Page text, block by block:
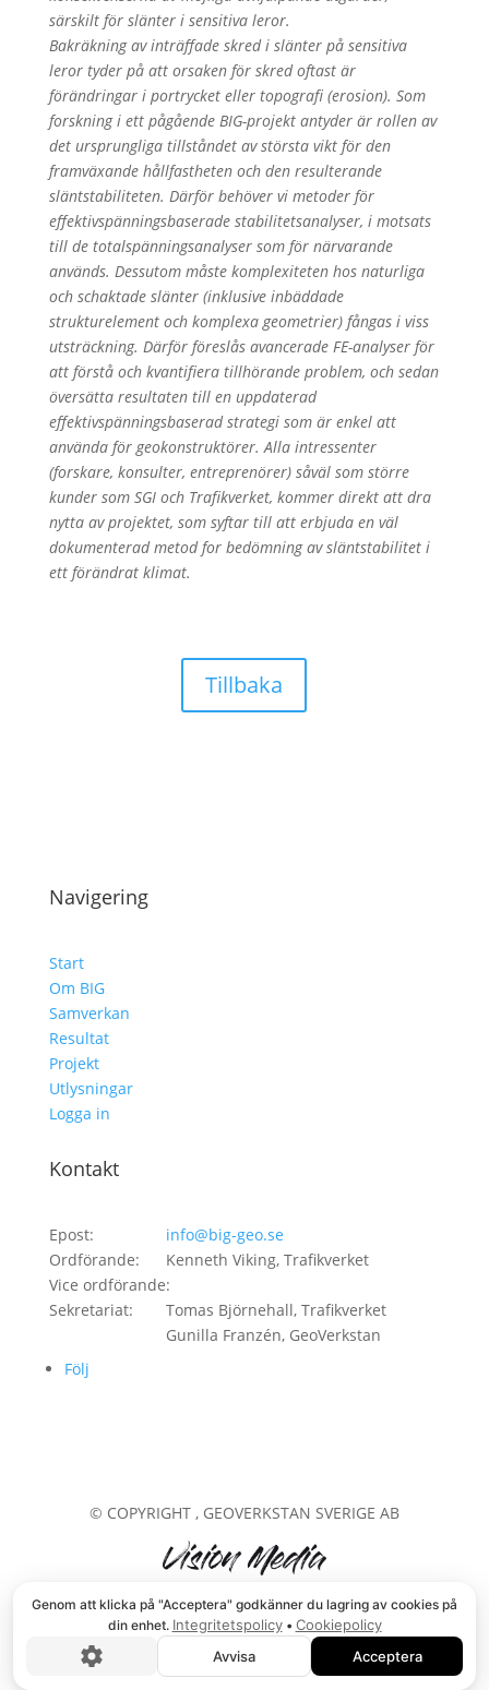
särskilt för slänter i sensitiva leror.
Bakräkning av inträffade skred i slänter på sensitiva
leror tyder på att orsaken för skred oftast är
förändringar i portrycket eller topografi (erosion). Som
forskning i ett pågående BIG-projekt antyder är rollen av
det ursprungliga tillståndet av största vikt för den
framväxande hållfastheten och den resulterande
släntstabiliteten. Därför behöver vi metoder för
effektivspänningsbaserade stabilitetsanalyser, i motsats
till de totalspänningsanalyser som för närvarande
används. Dessutom måste komplexiteten hos naturliga
och schaktade slänter (inklusive inbäddade
strukturelement och komplexa geometrier) fångas i viss
utsträckning. Därför föreslås avancerade FE-analyser för
att förstå och kvantifiera tillhörande problem, och sedan
översätta resultaten till en uppdaterad
effektivspänningsbaserad strategi som är enkel att
använda för geokonstruktörer. Alla intressenter
(forskare, konsulter, entreprenörer) såväl som större
kunder som SGI och Trafikverket, kommer direkt att dra
nytta av projektet, som syftar till att erbjuda en väl
dokumenterad metod for bedömning av släntstabilitet i
ett förändrat klimat.
Tillbaka
Navigering
Start
Om BIG
Samverkan
Resultat
Projekt
Utlysningar
Logga in
Kontakt
Epost:
info@big-geo.se
Ordförande:
Kenneth Viking, Trafikverket
Vice ordförande:
Tomas Björnehall, Trafikverket
Sekretariat:
Gunilla Franzén, GeoVerkstan
Följ
© COPYRIGHT , GEOVERKSTAN SVERIGE AB
Genom att klicka på "Acceptera" godkänner du lagring av cookies på
din enhet. Integritetspolicy• Cookiepolicy
Avvisa
Acceptera